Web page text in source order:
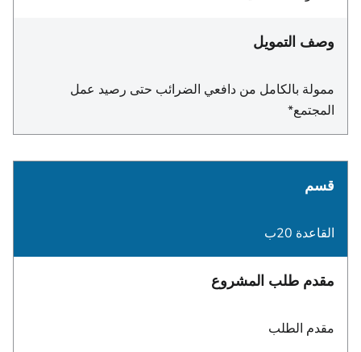
وصف التمويل
ممولة بالكامل من دافعي الضرائب حتى رصيد عمل
المجتمع*
قسم
القاعدة 20ب
مقدم طلب المشروع
مقدم الطلب